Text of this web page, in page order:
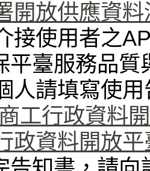
開放供應資
接使用者之
平臺服務品
人請填寫使
工行政資料
政資料開放